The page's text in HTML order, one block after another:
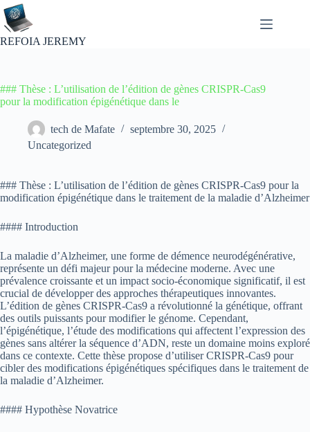
Passer
au
contenu
REFOIA JEREMY
### Thèse : L’utilisation de l’édition de gènes CRISPR-Cas9
pour la modification épigénétique dans le
tech de Mafate
septembre 30, 2025
Uncategorized
### Thèse : L’utilisation de l’édition de gènes CRISPR-Cas9 pour la
modification épigénétique dans le traitement de la maladie d’Alzheimer
#### Introduction
La maladie d’Alzheimer, une forme de démence neurodégénérative,
représente un défi majeur pour la médecine moderne. Avec une
prévalence croissante et un impact socio-économique significatif, il est
crucial de développer des approches thérapeutiques innovantes.
L’édition de gènes CRISPR-Cas9 a révolutionné la génétique, offrant
des outils puissants pour modifier le génome. Cependant,
l’épigénétique, l’étude des modifications qui affectent l’expression des
gènes sans altérer la séquence d’ADN, reste un domaine moins exploré
dans ce contexte. Cette thèse propose d’utiliser CRISPR-Cas9 pour
cibler des modifications épigénétiques spécifiques dans le traitement de
la maladie d’Alzheimer.
#### Hypothèse Novatrice